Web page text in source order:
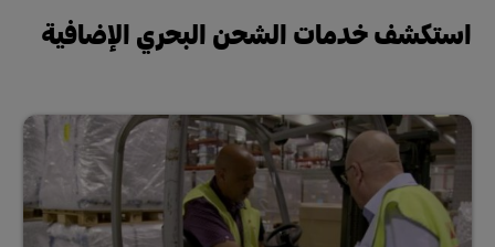
استكشف خدمات الشحن البحري الإضافية